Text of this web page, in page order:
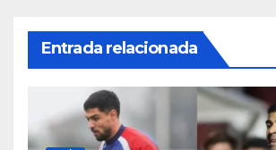
Entrada relacionada